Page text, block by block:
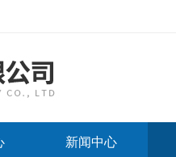
新闻中心